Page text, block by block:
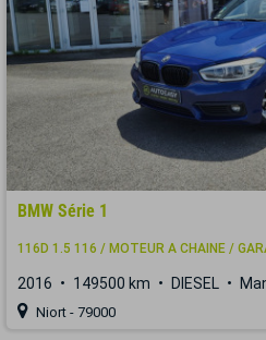
BMW Série 1
116D 1.5 116 / MOTEUR A CHAINE /
2016 149500 km DIESEL
Niort - 79000